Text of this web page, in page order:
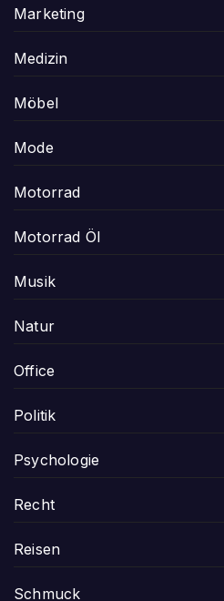
Marketing
Medizin
Möbel
Mode
Motorrad
Motorrad Öl
Musik
Natur
Office
Politik
Psychologie
Recht
Reisen
Schmuck